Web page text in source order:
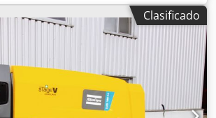
- Año 1994 - incluye accesorios
un compresor móvil Atlas Copco XAS 55
En venta un compresor de tornillo
reconocido fabricante Atlas Copco,
equipo proviene de la flota de Fischer
sobre un práctico chasis de un
de remolque y está listo para uso
Datos del vehículo y características
Clasificado